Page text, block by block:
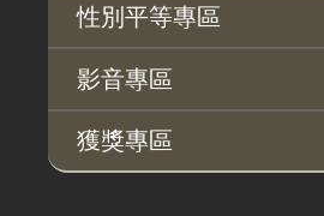
揭弊者保護專區
廉政訊息
利益衝突迴避園地
公務員廉政倫理規範
公職人員財產申報園地
廉政檢舉管道
桃地計畫廉政平臺專網
桃地計畫
廉政平臺
啟動儀式及交流座談會
性別平等專區
性別平等工作小組
宣傳事項
性別平等推動計畫
性別平等統計分析
性別平等影響評估
性騷擾防治
相關網站
影音專區
獲獎專區